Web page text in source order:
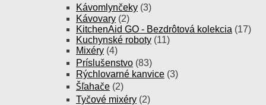
Kávomlynčeky (3)
Kávovary (2)
KitchenAid GO - Bezdrôtová kolekcia (17)
Kuchynské roboty (11)
Mixéry (4)
Príslušenstvo (83)
Rýchlovarné kanvice (3)
Šľahače (2)
Tyčové mixéry (2)